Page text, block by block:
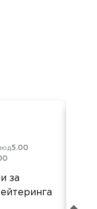
5.00
за